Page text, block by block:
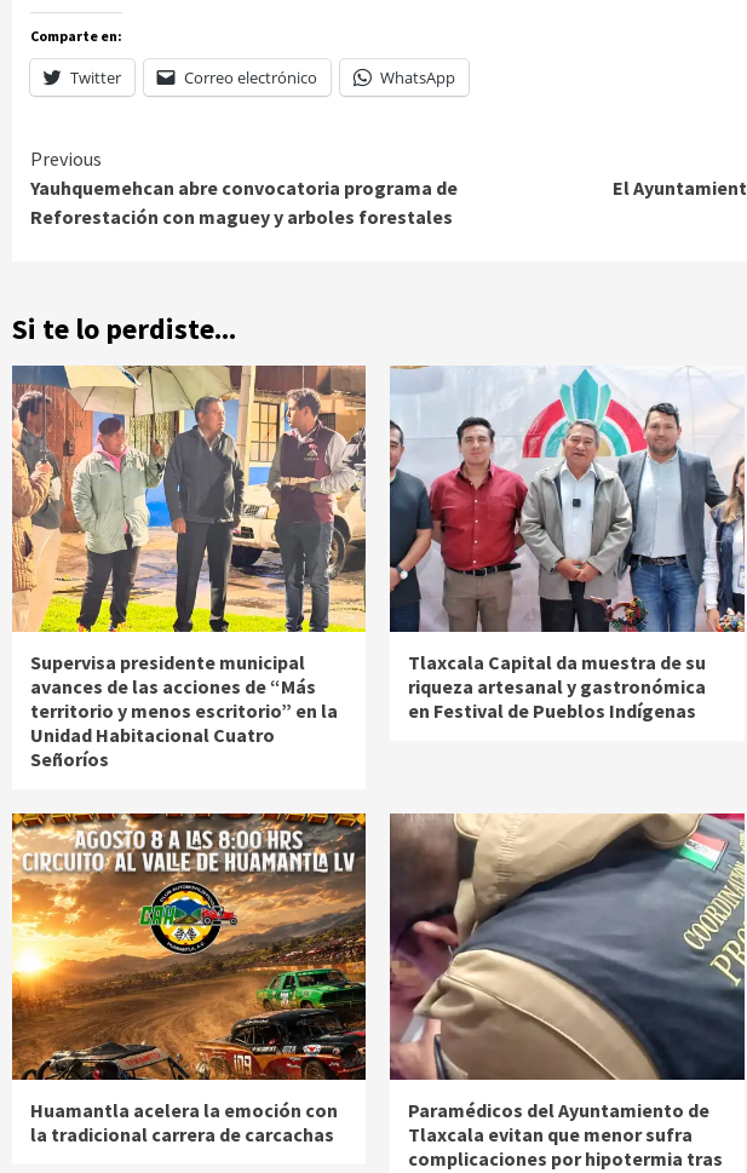
Comparte en:
Twitter Correo electrónico WhatsApp
Continue
Reading
Previous
Yauhquemehcan abre convocatoria programa de
Reforestación con maguey y arboles forestales
El
Si te lo perdiste...
Supervisa presidente municipal
avances de las acciones de “Más
territorio y menos escritorio” en la
Unidad Habitacional Cuatro
Señoríos
Tlaxcala Capital da muestra de su
riqueza artesanal y gastronómica
en Festival de Pueblos Indígenas
Huamantla acelera la emoción con
la tradicional carrera de carcachas
Paramédicos del Ayuntamiento de
Tlaxcala evitan que menor sufra
complicaciones por hipotermia tras